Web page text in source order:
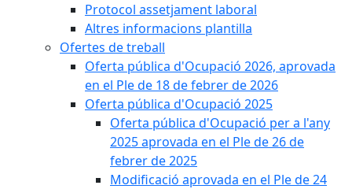
Protocol assetjament laboral
Altres informacions plantilla
Ofertes de treball
Oferta pública d'Ocupació 2026, aprovada
en el Ple de 18 de febrer de 2026
Oferta pública d'Ocupació 2025
Oferta pública d'Ocupació per a l'any
2025 aprovada en el Ple de 26 de
febrer de 2025
Modificació aprovada en el Ple de 24